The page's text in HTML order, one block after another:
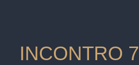
INCONTRO 7